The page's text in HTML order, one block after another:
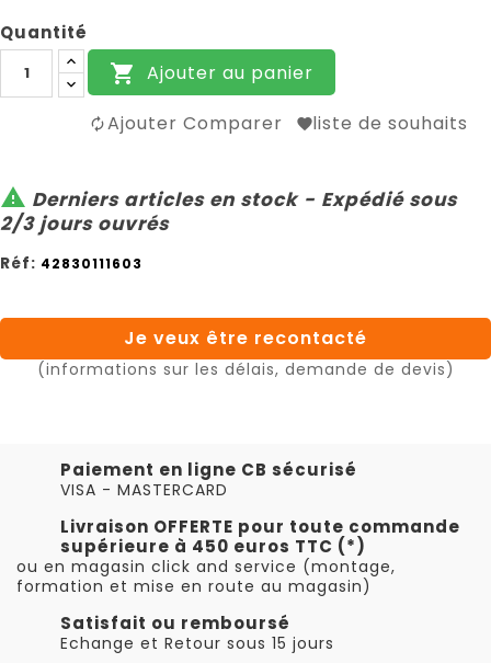
Quantité
 Ajouter au panier
Ajouter Comparer liste de souhaits
 Derniers articles en stock - Expédié sous
2/3 jours ouvrés
Réf: 42830111603
Je veux être recontacté
(informations sur les délais, demande de devis)
Paiement en ligne CB sécurisé
VISA - MASTERCARD
Livraison OFFERTE pour toute commande
supérieure à 450 euros TTC (*)
ou en magasin click and service (montage,
formation et mise en route au magasin)
Satisfait ou remboursé
Echange et Retour sous 15 jours